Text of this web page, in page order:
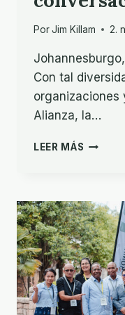
PorJim Killam 2.
Con tal
organizaciones
Alianza, la…
LEER MÁS
UNA